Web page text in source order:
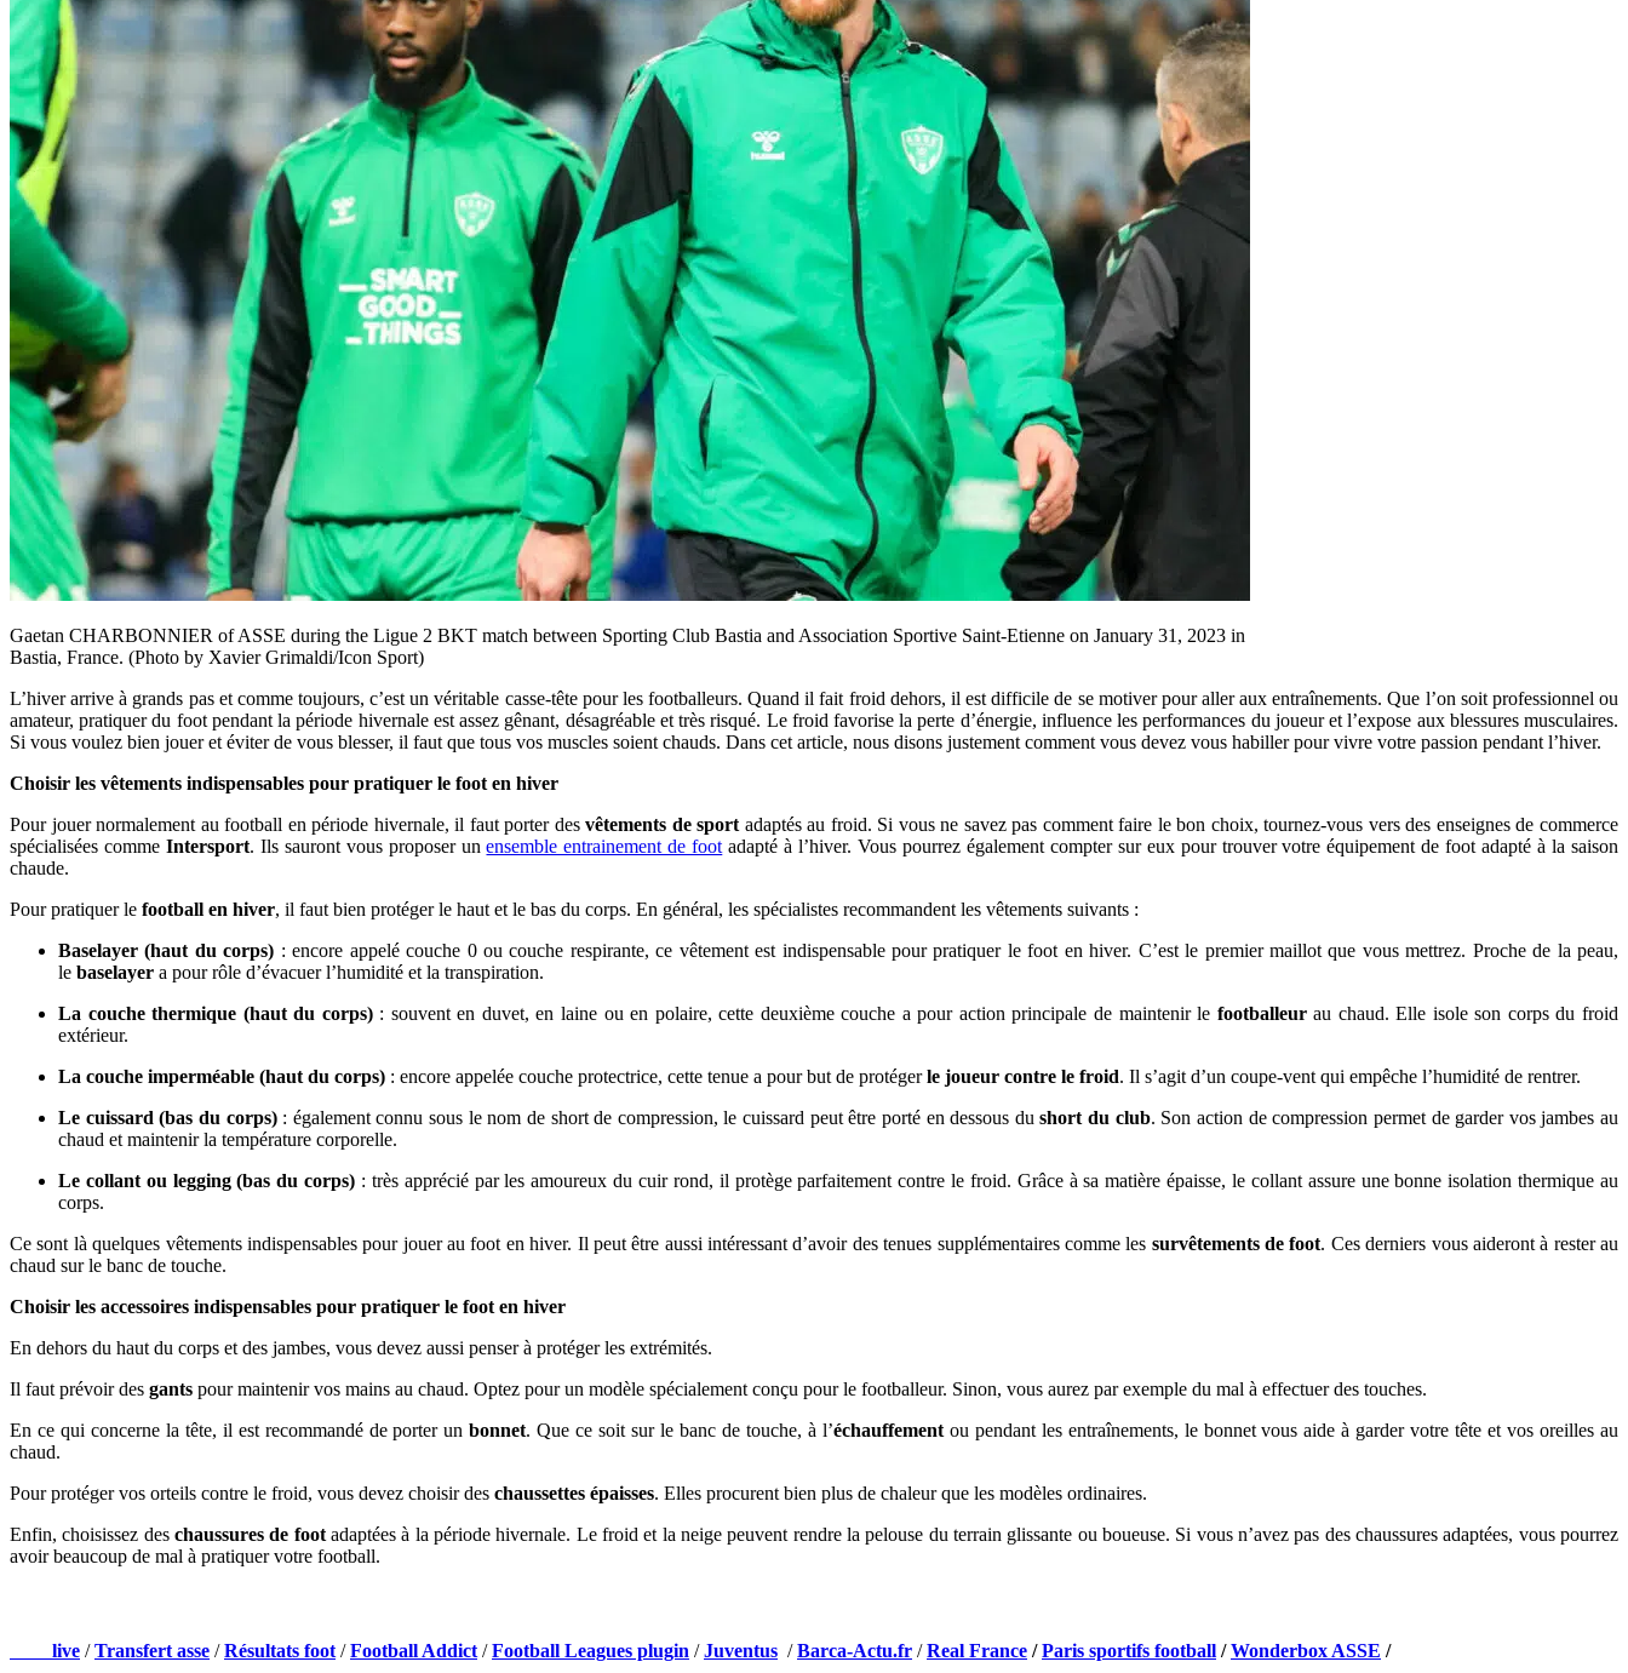
Gaetan CHARBONNIER of ASSE during the Ligue 2 BKT match between Sporting Club Bastia and Association Sportive Saint-Etienne on January 31, 2023 in
Bastia, France. (Photo by Xavier Grimaldi/Icon Sport)
L’hiver arrive à grands pas et comme toujours, c’est un véritable casse-tête pour les footballeurs. Quand il fait froid dehors, il est difficile de se motiver pour aller aux entraînements. Que l’on soit professionnel ou
amateur, pratiquer du foot pendant la période hivernale est assez gênant, désagréable et très risqué. Le froid favorise la perte d’énergie, influence les performances du joueur et l’expose aux blessures musculaires.
Si vous voulez bien jouer et éviter de vous blesser, il faut que tous vos muscles soient chauds. Dans cet article, nous disons justement comment vous devez vous habiller pour vivre votre passion pendant l’hiver.
Choisir les vêtements indispensables pour pratiquer le foot en hiver
Pour jouer normalement au football en période hivernale, il faut porter desvêtements de sport adaptés au froid. Si vous ne savez pas comment faire le bon choix, tournez-vous vers des enseignes de commerce
spécialisées comme Intersport. Ils sauront vous proposer unensemble entrainement de foot adapté à l’hiver. Vous pourrez également compter sur eux pour trouver votre équipement de foot adapté à la saison
chaude.
Pour pratiquer le football en hiver, il faut bien protéger le haut et le bas du corps. En général, les spécialistes recommandent les vêtements suivants :
Baselayer (haut du corps) : encore appelé couche 0 ou couche respirante, ce vêtement est indispensable pour pratiquer le foot en hiver. C’est le premier maillot que vous mettrez. Proche de la peau,
le baselayer a pour rôle d’évacuer l’humidité et la transpiration.
La couche thermique (haut du corps): souvent en duvet, en laine ou en polaire, cette deuxième couche a pour action principale de maintenir le footballeurau chaud. Elle isole son corps du froid
extérieur.
La couche imperméable (haut du corps) : encore appelée couche protectrice, cette tenue a pour but de protégerle joueur contre le froid. Il s’agit d’un coupe-vent qui empêche l’humidité de rentrer.
Le cuissard (bas du corps): également connu sous le nom de short de compression, le cuissard peut être porté en dessous dushort du club. Son action de compression permet de garder vos jambes au
chaud et maintenir la température corporelle.
Le collant ou legging (bas du corps) : très apprécié par les amoureux du cuir rond, il protège parfaitement contre le froid. Grâce à sa matière épaisse, le collant assure une bonne isolation thermique au
corps.
Ce sont là quelques vêtements indispensables pour jouer au foot en hiver. Il peut être aussi intéressant d’avoir des tenues supplémentaires comme les survêtements de foot. Ces derniers vous aideront à rester au
chaud sur le banc de touche.
Choisir les accessoires indispensables pour pratiquer le foot en hiver
En dehors du haut du corps et des jambes, vous devez aussi penser à protéger les extrémités.
Il faut prévoir des gants pour maintenir vos mains au chaud. Optez pour un modèle spécialement conçu pour le footballeur. Sinon, vous aurez par exemple du mal à effectuer des touches.
En ce qui concerne la tête, il est recommandé de porter unbonnet. Que ce soit sur le banc de touche, à l’échauffementou pendant les entraînements, le bonnet vous aide à garder votre tête et vos oreilles au
chaud.
Pour protéger vos orteils contre le froid, vous devez choisir des chaussettes épaisses. Elles procurent bien plus de chaleur que les modèles ordinaires.
Enfin, choisissez des chaussures de footadaptées à la période hivernale. Le froid et la neige peuvent rendre la pelouse du terrain glissante ou boueuse. Si vous n’avez pas des chaussures adaptées, vous pourrez
avoir beaucoup de mal à pratiquer votre football.
live /Transfert asse /Résultats foot /Football Addict /Football Leagues plugin /Juventus /Barca-Actu.fr /Real France /Paris sportifs football /Wonderbox ASSE /